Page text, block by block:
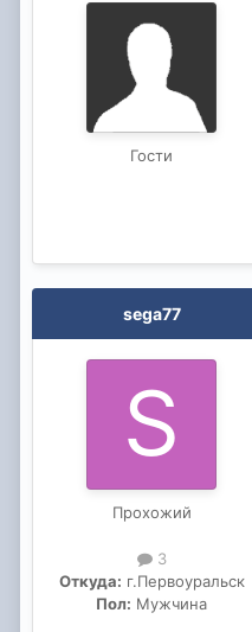
Гости
sega77
Прохожий
3
Откуда: г.Первоуральск
Пол: Мужчина